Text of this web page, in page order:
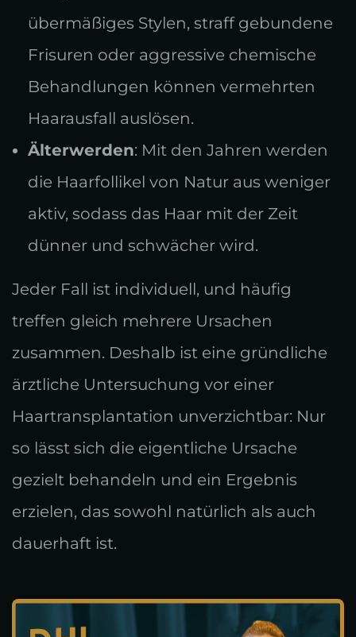
übermäßiges Stylen, straff gebundene
Frisuren oder aggressive chemische
Behandlungen können vermehrten
Haarausfall auslösen.
Älterwerden: Mit den Jahren werden
die Haarfollikel von Natur aus weniger
aktiv, sodass das Haar mit der Zeit
dünner und schwächer wird.
Jeder Fall ist individuell, und häufig
treffen gleich mehrere Ursachen
zusammen. Deshalb ist eine gründliche
ärztliche Untersuchung vor einer
Haartransplantation unverzichtbar: Nur
so lässt sich die eigentliche Ursache
gezielt behandeln und ein Ergebnis
erzielen, das sowohl natürlich als auch
dauerhaft ist.